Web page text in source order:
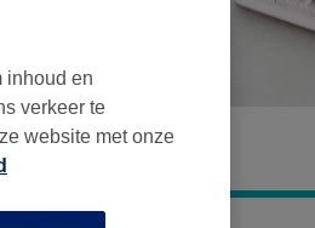
inhoud en
verkeer te
website met onze